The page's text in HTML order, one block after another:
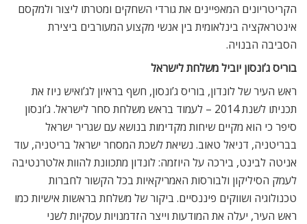
הקריטריונים המאפיינים את גורדי השחקים ומטרתו ליצור ולמקסם
אינטראקציה בינלאומית בין אנשי מקצוע המעורבים ביצירת
הסביבה הבנויה.
בוריס ג’ונסון יוביל משלחת לישראל
ראש העיר של לונדון, בוריס ג’ונסון, חשף בראיון לג’ואיש ניוז את
תכניתו לשנת 2014 – לעמוד בראש משלחת סחר לישראל. ג’ונסון
סיפר כי הוא מקיים שיחות מקדימות בנושא עם שגריר ישראל
בבריטניה, דניאל טאוב. נשיאת לשכת המסחר ישראל בריטניה, עוד
אניטה לבינט, בירכה על היוזמה: לונדון מתכוונת להוות אלטרנטיבה
לעמק הסיליקון ולבורסות האמריקאיות בכל הקשור לחברות
טכנולוגיה ושווקים פיננסיים. ביקור של משלחת בראשות אישיות כמו
ראש העיר, יעלה את המודעות וייצר הזדמנויות עסקיות לשני